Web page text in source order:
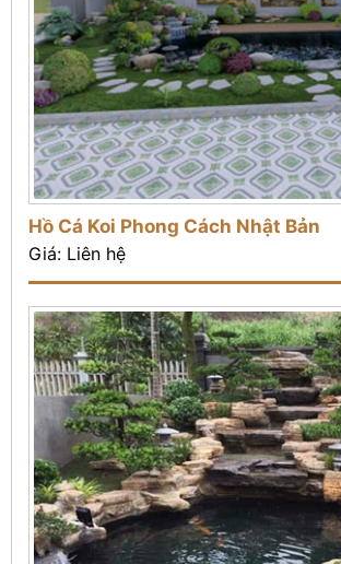
Hồ Cá Koi Phong Cách Nhật Bản
Giá: Liên hệ